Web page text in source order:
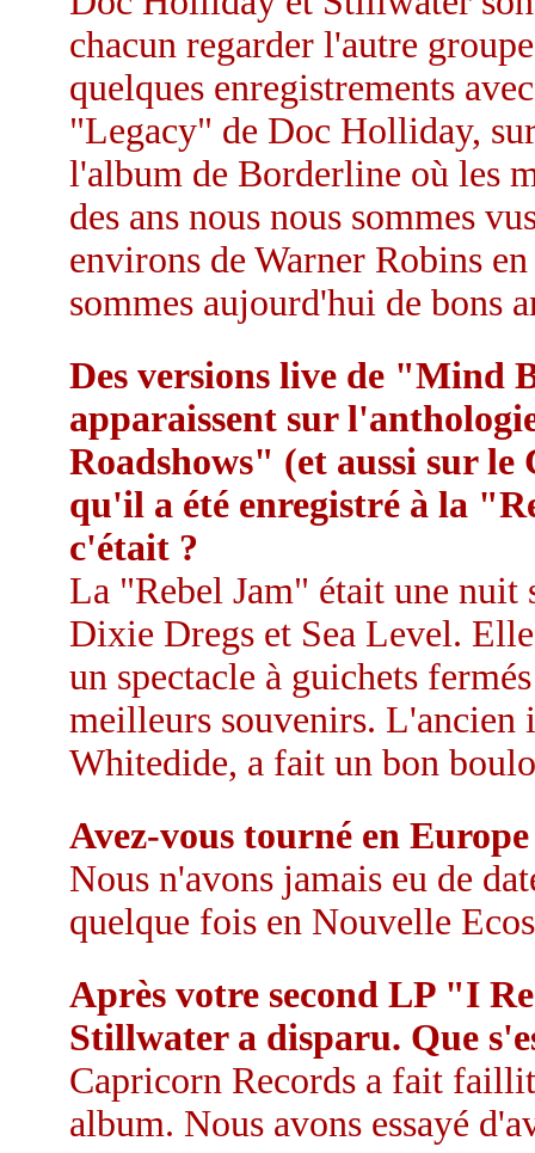
chacun regarder l'autre
quelques enregistrements
"Legacy" de Doc Holliday,
l'album de Borderline où les
des ans nous nous sommes
environs de Warner Robins
sommes aujourd'hui de bons
Des versions live de
apparaissent sur
Roadshows" (et aussi sur
qu'il a été enregistré à la
c'était ?
La "Rebel Jam" était une nuit
Dixie Dregs et Sea Level.
un spectacle à guichets
meilleurs souvenirs. L'ancien
Whitedide, a fait un bon
Avez-vous tourné en
Nous n'avons jamais eu de
quelque fois en Nouvelle
Après votre second LP "I
Stillwater a disparu. Que
Capricorn Records a fait
album. Nous avons essayé